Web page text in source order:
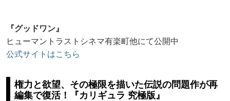
『グッドワン』
ヒューマントラストシネマ有楽町他にて公開中
公式サイトはこちら
権力と欲望、その極限を描いた伝説の問題作が再
編集で復活！『カリギュラ 究極版』